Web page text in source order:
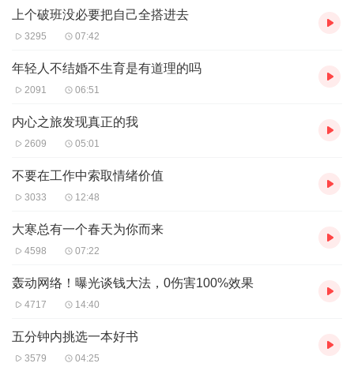
上个破班没必要把自己全搭进去
3295 07:42
年轻人不结婚不生育是有道理的吗
2091 06:51
内心之旅发现真正的我
2609 05:01
不要在工作中索取情绪价值
3033 12:48
大寒总有一个春天为你而来
4598 07:22
轰动网络！曝光谈钱大法，0伤害100%效果
4717 14:40
五分钟内挑选一本好书
3579 04:25